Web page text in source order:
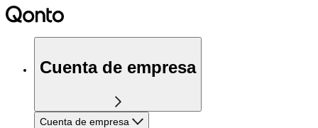
Cuenta de empresa
Cuenta de empresa